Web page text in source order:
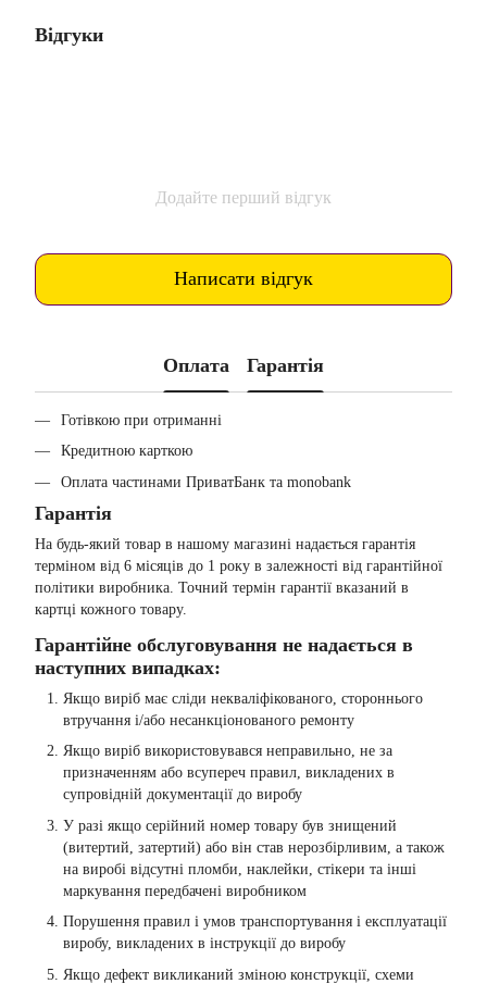
Відгуки
Додайте перший відгук
Написати відгук
Оплата Гарантія
Готівкою при отриманні
Кредитною карткою
Оплата частинами ПриватБанк та monobank
Гарантія
На будь-який товар в нашому магазині надається гарантія
терміном від 6 місяців до 1 року в залежності від гарантійної
політики виробника. Точний термін гарантії вказаний в
картці кожного товару.
Гарантійне обслуговування не надається в
наступних випадках:
Якщо виріб має сліди некваліфікованого, стороннього
втручання і/або несанкціонованого ремонту
Якщо виріб використовувався неправильно, не за
призначенням або всупереч правил, викладених в
супровідній документації до виробу
У разі якщо серійний номер товару був знищений
(витертий, затертий) або він став нерозбірливим, а також
на виробі відсутні пломби, наклейки, стікери та інші
маркування передбачені виробником
Порушення правил і умов транспортування і експлуатації
виробу, викладених в інструкції до виробу
Якщо дефект викликаний зміною конструкції, схеми